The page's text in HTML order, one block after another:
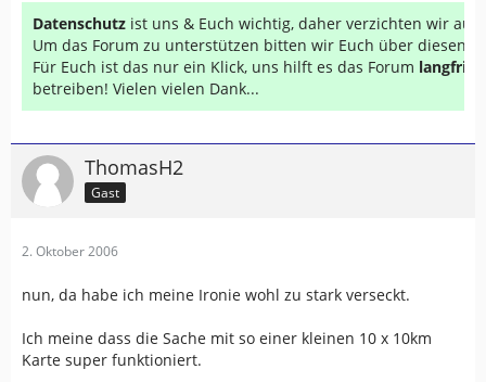
Datenschutz ist uns & Euch wichtig, daher verzichten wir auf
Um das Forum zu unterstützen bitten wir Euch über diesen
Für Euch ist das nur ein Klick, uns hilft es das Forum
betreiben! Vielen vielen Dank...
ThomasH2
Gast
2. Oktober 2006
nun, da habe ich meine Ironie wohl zu stark verseckt.
Ich meine dass die Sache mit so einer kleinen 10 x 10km
Karte super funktioniert.